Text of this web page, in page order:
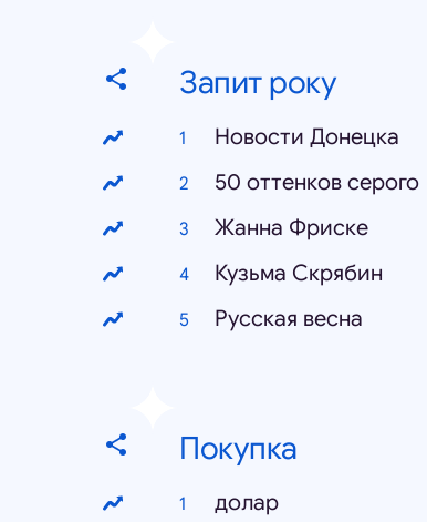
Запит року
Новости Донецка
50 оттенков серого
Жанна Фриске
Кузьма Скрябин
Русская весна
Покупка
долар